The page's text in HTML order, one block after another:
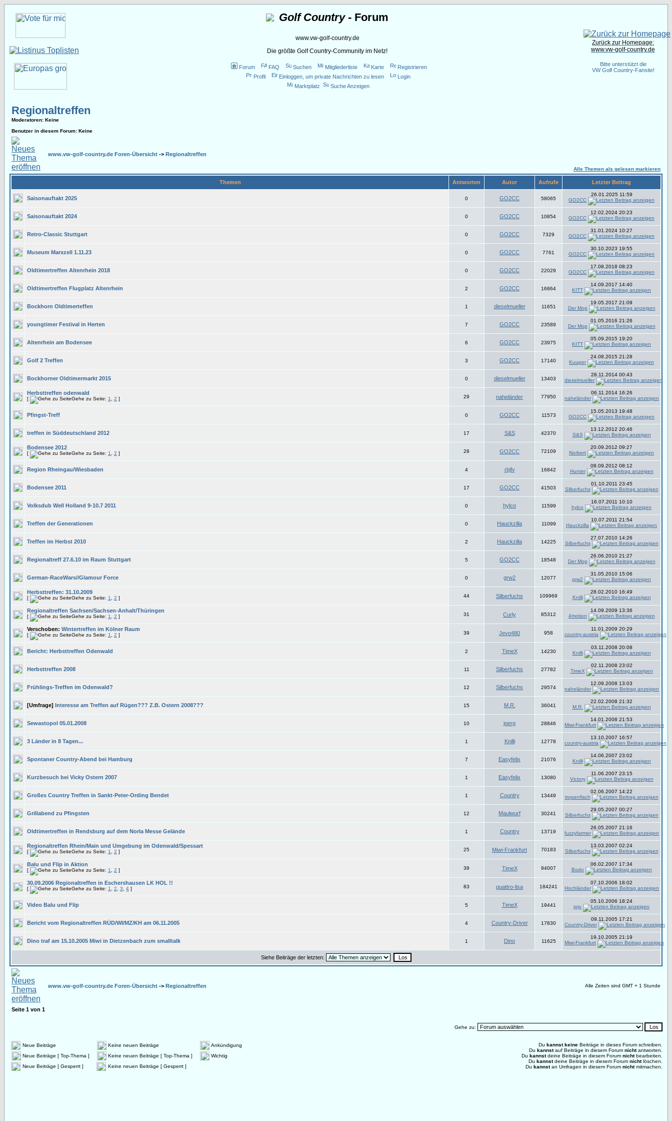
Golf Country- Forum
www.vw-golf-country.de
Die größte Golf Country-Community im Netz!
Forum FAQ Suchen Mitgliederliste Karte
Registrieren
Profil
Einloggen, um private Nachrichten zu lesen
Login
Marktplatz
Suche Anzeigen
Zurück zur Homepage:
www.vw-golf-country.de
Bitte unterstützt die
VW Golf Country-Fansite!
Regionaltreffen
Moderatoren: Keine
Benutzer in diesem Forum: Keine
www.vw-golf-country.de Foren-Übersicht -> Regionaltreffen
Alle Themen als gelesen markieren
Themen Antworten Autor Aufrufe Letzter Beitrag
Saisonauftakt 2025 0 GO2CC 58065
26.01.2025 11:59
GO2CC
Saisonauftakt 2024 0 GO2CC 10854
12.02.2024 20:23
GO2CC
Retro-Classic Stuttgart 0 GO2CC 7329
31.01.2024 10:27
GO2CC
Museum Marxzell 1.11.23 0 GO2CC 7761
30.10.2023 19:55
GO2CC
Oldtimertreffen Altenrhein 2018 0 GO2CC 22029
17.08.2018 08:23
GO2CC
Oldtimertreffen Flugplatz Altenrhein 2 GO2CC 16864
14.09.2017 14:40
KITT
Bockhorn Oldtimerteffen 1 dieselmueller 11651
19.05.2017 21:09
Der Mop
youngtimer Festival in Herten 7 GO2CC 23589
01.05.2016 21:26
Der Mop
Altenrhein am Bodensee 6 GO2CC 23975
05.09.2015 19:20
KITT
Golf 2 Treffen 3 GO2CC 17140
24.08.2015 21:28
Kuuper
Bockhorner Oldtimermarkt 2015 0 dieselmueller 13403
28.11.2014 00:43
dieselmueller
Herbsttreffen odenwald
[ Gehe zu Seite: 1 2 ] 29 naheländer 77950
06.11.2014 16:26
naheländer
Pfingst-Treff 0 GO2CC 11573
15.05.2013 19:48
GO2CC
treffen in Süddeutschland 2012 17 S&S 42370
13.12.2012 20:46
S&S
Bodensee 2012
[ Gehe zu Seite: 1 2 ] 28 GO2CC 72109
20.09.2012 09:27
Norbert
Region Rheingau/Wiesbaden 4 rbjfv 16842
08.09.2012 08:12
Hunter
Bodensee 2011 17 GO2CC 41503
01.10.2011 23:45
Silberfuchs
Volksdub Well Holland 9-10.7 2011 0 hylco 11599
16.07.2011 10:10
hylco
Treffen der Generationen 0 Hauckzilla 11099
10.07.2011 21:54
Hauckzilla
Treffen im Herbst 2010 2 Hauckzilla 14225
27.07.2010 14:26
Silberfuchs
Regionaltreff 27.6.10 im Raum Stuttgart 5 GO2CC 18548
26.06.2010 21:27
Der Mop
German-RaceWars//Glamour Force 0 grw2 12077
31.05.2010 15:06
grw2
Herbsttreffen: 31.10.2009
[ Gehe zu Seite: 1 2 ] 44 Silberfuchs 109969
28.02.2010 16:49
Knilli
Regionaltreffen Sachsen/Sachsen-Anhalt/Thüringen
[ Gehe zu Seite: 1 2 ] 31 Curly 85312
14.09.2009 13:36
4motion
Verschoben: Wintertreffen im Kölner Raum
[ Gehe zu Seite: 1 2 ] 39 Jevo480 958
11.01.2009 20:29
country-austria
Bericht: Herbsttreffen Odenwald 2 TimeX 14230
03.11.2008 20:08
Knilli
Herbsttreffen 2008 11 Silberfuchs 27782
02.11.2008 23:02
TimeX
Frühlings-Treffen im Odenwald? 12 Silberfuchs 29574
12.09.2008 13:03
naheländer
[Umfrage] Interesse am Treffen auf Rügen??? Z.B. Ostern 2008??? 15 M.R. 36041
22.02.2008 21:32
M.R.
Sewastopol 05.01.2008 10 joerg 28846
14.01.2008 21:53
Miwi-Frankfurt
3 Länder in 8 Tagen... 1 Knilli 12778
13.10.2007 16:57
country-austria
Spontaner Country-Abend bei Hamburg 7 Easyfelix 21076
14.06.2007 23:02
Knilli
Kurzbesuch bei Vicky Ostern 2007 1 Easyfelix 13080
11.06.2007 23:15
Victory
Großes Country Treffen in Sankt-Peter-Ording Bendet 1 Country 13449
02.06.2007 14:22
tropenfisch
Grillabend zu Pfingsten 12 Maulwurf 30241
29.05.2007 00:27
Silberfuchs
Oldtimertreffen in Rendsburg auf dem Norla Messe Gelände 1 Country 13719
26.05.2007 21:16
fuzzyfarmer
Regionaltreffen Rhein/Main und Umgebung im Odenwald/Spessart
[ Gehe zu Seite: 1 2 ] 25 Miwi-Frankfurt 70183
13.03.2007 02:24
Silberfuchs
Balu und Flip in Aktion
[ Gehe zu Seite: 1 2 ] 39 TimeX 94007
06.02.2007 17:34
Bodo
30.09.2006 Regionaltreffen in Eschershausen LK HOL !!
[ Gehe zu Seite: 1 2 3 4 ] 83 quattro-lisa 184241
07.10.2006 18:02
Hochländer
Video Balu und Flip 5 TimeX 19441
05.10.2006 18:24
jojo
Bericht vom Regionaltreffen RÜD/WI/MZ/KH am 06.11.2005 4 Country-Driver 17830
09.11.2005 17:21
Country-Driver
Dino traf am 15.10.2005 Miwi in Dietzenbach zum smalltalk 1 Dino 11625
19.10.2005 21:19
Miwi-Frankfurt
Siehe Beiträge der letzten:
www.vw-golf-country.de Foren-Übersicht -> Regionaltreffen Alle Zeiten sind GMT + 1 Stunde
Seite 1 von 1
Gehe zu:
Neue Beiträge Keine neuen Beiträge
Ankündigung
Neue Beiträge [ Top-Thema ]
Keine neuen Beiträge [ Top-Thema ]
Wichtig
Neue Beiträge [ Gesperrt ]
Keine neuen Beiträge [ Gesperrt ]
Du kannst keine Beiträge in dieses Forum schreiben.
Du kannstauf Beiträge in diesem Forum nichtantworten.
Du kannstdeine Beiträge in diesem Forum nichtbearbeiten.
Du kannstdeine Beiträge in diesem Forum nichtlöschen.
Du kannstan Umfragen in diesem Forum nichtmitmachen.